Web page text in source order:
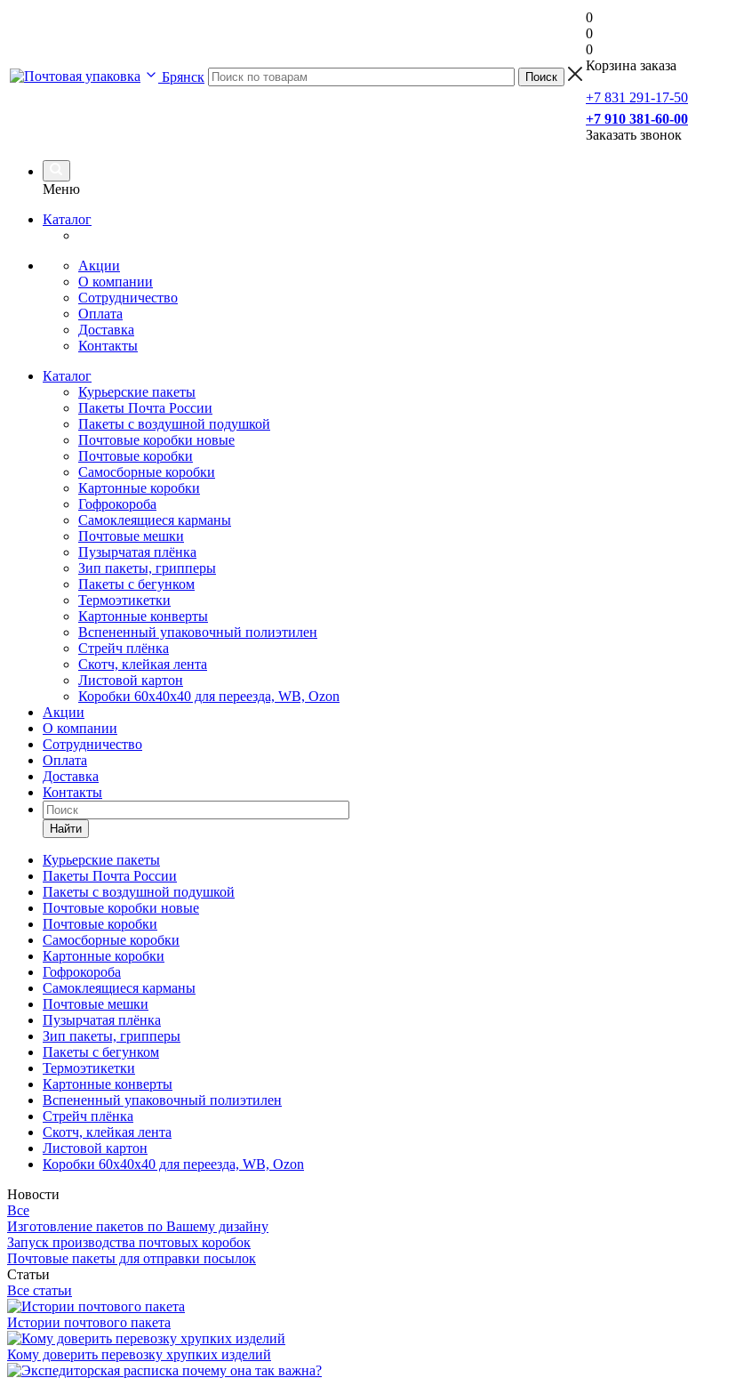
Брянск
0
0
0
Корзина заказа
+7 831 291-17-50
+7 910 381-60-00
Заказать звонок
Меню
Каталог
Акции
О компании
Сотрудничество
Оплата
Доставка
Контакты
Каталог
Курьерские пакеты
Пакеты Почта России
Пакеты с воздушной подушкой
Почтовые коробки новые
Почтовые коробки
Самосборные коробки
Картонные коробки
Гофрокороба
Самоклеящиеся карманы
Почтовые мешки
Пузырчатая плёнка
Зип пакеты, грипперы
Пакеты с бегунком
Термоэтикетки
Картонные конверты
Вспененный упаковочный полиэтилен
Стрейч плёнка
Скотч, клейкая лента
Листовой картон
Коробки 60х40х40 для переезда, WB, Ozon
Акции
О компании
Сотрудничество
Оплата
Доставка
Контакты
Найти
Курьерские пакеты
Пакеты Почта России
Пакеты с воздушной подушкой
Почтовые коробки новые
Почтовые коробки
Самосборные коробки
Картонные коробки
Гофрокороба
Самоклеящиеся карманы
Почтовые мешки
Пузырчатая плёнка
Зип пакеты, грипперы
Пакеты с бегунком
Термоэтикетки
Картонные конверты
Вспененный упаковочный полиэтилен
Стрейч плёнка
Скотч, клейкая лента
Листовой картон
Коробки 60х40х40 для переезда, WB, Ozon
Новости
Все
Изготовление пакетов по Вашему дизайну
Запуск производства почтовых коробок
Почтовые пакеты для отправки посылок
Статьи
Все статьи
Истории почтового пакета
Кому доверить перевозку хрупких изделий